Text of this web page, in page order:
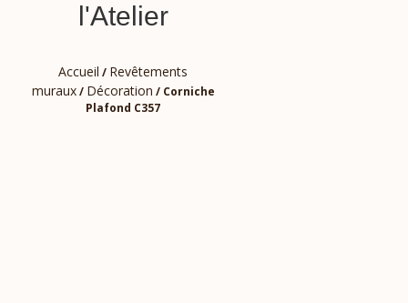
l'Atelier
Accueil / Revêtements
muraux/ Décoration / Corniche
Plafond C357